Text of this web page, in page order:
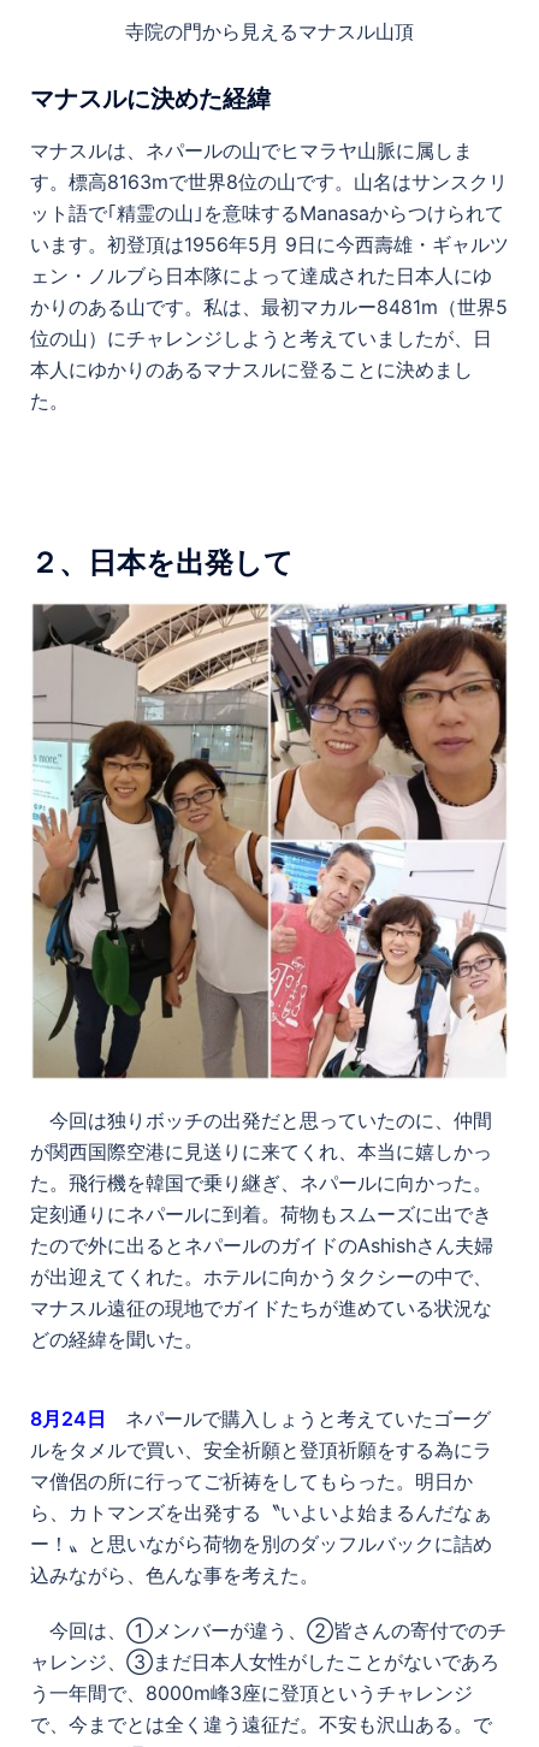
寺院の門から見えるマナスル山頂
マナスルに決めた経緯
マナスルは、ネパールの山でヒマラヤ山脈に属しま
す。標高8163mで世界8位の山です。山名はサンスクリ
ット語で｢精霊の山｣を意味するManasaからつけられて
います。初登頂は1956年5月 9日に今西壽雄・ギャルツ
ェン・ノルブら日本隊によって達成された日本人にゆ
かりのある山です。私は、最初マカルー8481m（世界5
位の山）にチャレンジしようと考えていましたが、日
本人にゆかりのあるマナスルに登ることに決めまし
た。
２、日本を出発して
今回は独りボッチの出発だと思っていたのに、仲間
が関西国際空港に見送りに来てくれ、本当に嬉しかっ
た。飛行機を韓国で乗り継ぎ、ネパールに向かった。
定刻通りにネパールに到着。荷物もスムーズに出でき
たので外に出るとネパールのガイドのAshishさん夫婦
が出迎えてくれた。ホテルに向かうタクシーの中で、
マナスル遠征の現地でガイドたちが進めている状況な
どの経緯を聞いた。
8月24日 ネパールで購入しょうと考えていたゴーグ
ルをタメルで買い、安全祈願と登頂祈願をする為にラ
マ僧侶の所に行ってご祈祷をしてもらった。明日か
ら、カトマンズを出発する〝いよいよ始まるんだなぁ
ー！〟と思いながら荷物を別のダッフルバックに詰め
込みながら、色んな事を考えた。
今回は、①メンバーが違う、②皆さんの寄付でのチ
ャレンジ、③まだ日本人女性がしたことがないであろ
う一年間で、8000m峰3座に登頂というチャレンジ
で、今までとは全く違う遠征だ。不安も沢山ある。で